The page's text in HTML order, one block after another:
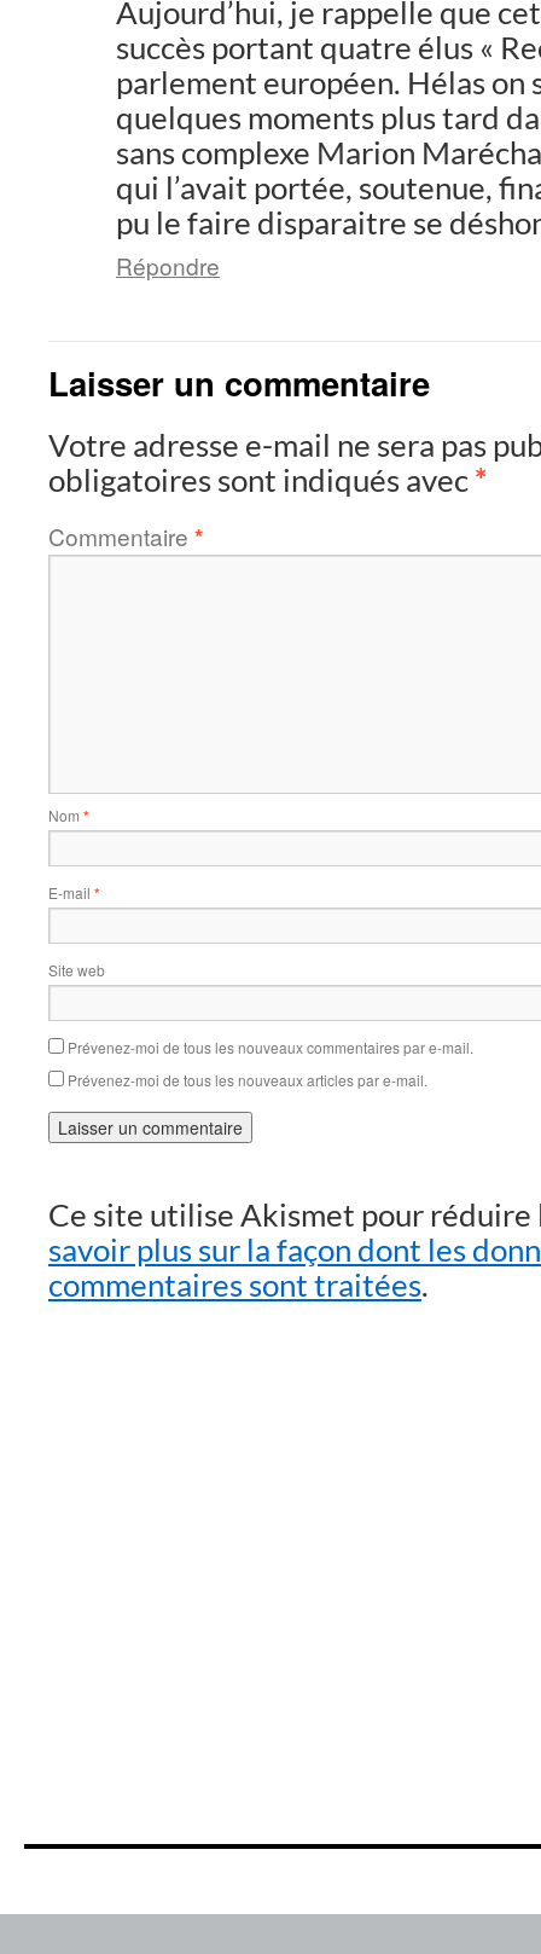
Aujourd’hui, je rappelle que
succès portant quatre élus «
parlement européen. Hélas on
quelques moments plus tard
sans complexe Marion
qui l’avait portée, soutenue,
pu le faire disparaitre se
Répondre
Laisser un commentaire
Votre adresse e-mail ne sera pas
obligatoires sont indiqués avec *
Commentaire *
Nom *
E-mail *
Site web
Prévenez-moi de tous les nouveaux commentaires par e-mail.
Prévenez-moi de tous les nouveaux articles par e-mail.
Ce site utilise Akismet pour
savoir plus sur la façon dont les
commentaires sont traitées.